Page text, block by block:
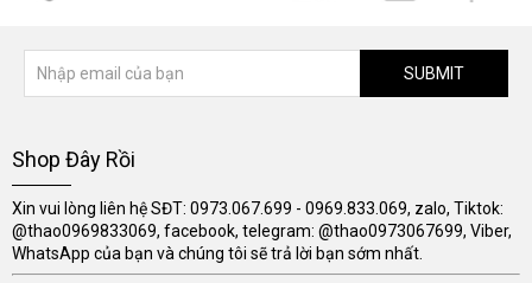
SUBMIT
Shop Đây Rồi
Xin vui lòng liên hệ SĐT: 0973.067.699 - 0969.833.069, zalo, Tiktok:
@thao0969833069, facebook, telegram: @thao0973067699, Viber,
WhatsApp của bạn và chúng tôi sẽ trả lời bạn sớm nhất.